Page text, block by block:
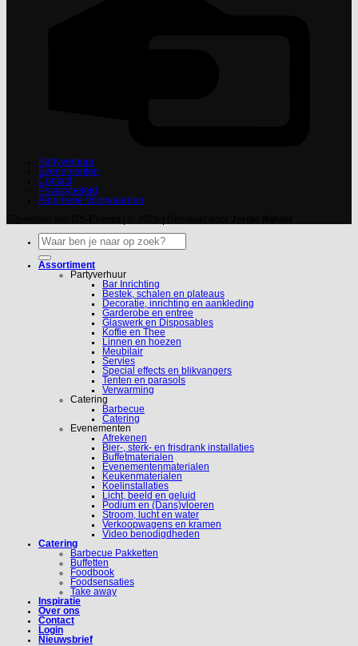
Partyverhuur
Evenementen
Contact
Privacybeleid
Algemene Voorwaarden
Zoeken
naar:
Assortiment
Partyverhuur
Bar Inrichting
Bestek, schalen en plateaus
Decoratie, inrichting en aankleding
Garderobe en entree
Glaswerk en Disposables
Koffie en Thee
Linnen en hoezen
Meubilair
Servies
Special effects en blikvangers
Tenten en parasols
Verwarming
Catering
Barbecue
Catering
Evenementen
Afrekenen
Bier-, sterk- en frisdrank installaties
Buffetmaterialen
Evenementenmaterialen
Keukenmaterialen
Koelinstallaties
Licht, beeld en geluid
Podium en (Dans)vloeren
Stroom, lucht en water
Verkoopwagens en kramen
Video benodigdheden
Catering
Barbecue Pakketten
Buffetten
Foodbook
Foodsensaties
Take away
Inspiratie
Over ons
Contact
Login
Nieuwsbrief